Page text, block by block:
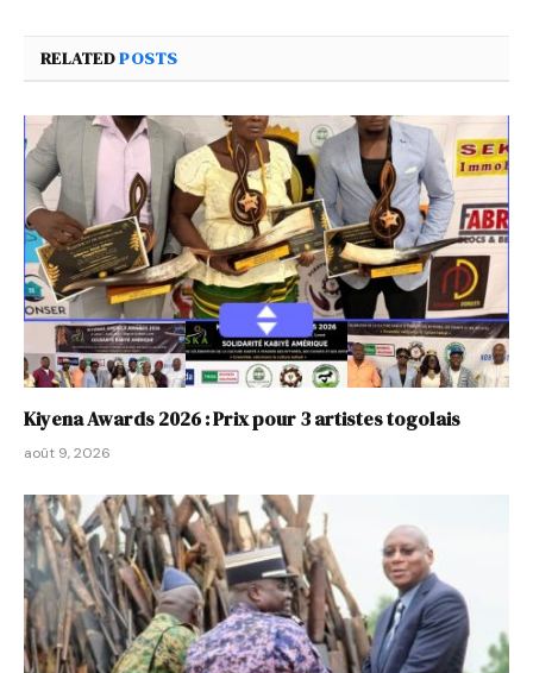
RELATEDPOSTS
Kiyena Awards 2026 : Prix pour 3 artistes togolais
août 9, 2026